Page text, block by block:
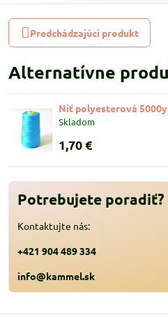
Predchádzajúci produkt
Alternatívne
Niť polyesterová
Skladom
1,70 €
Potrebujete poradiť?
Kontaktujte nás:
+421 904 489 334
info@kammel.sk